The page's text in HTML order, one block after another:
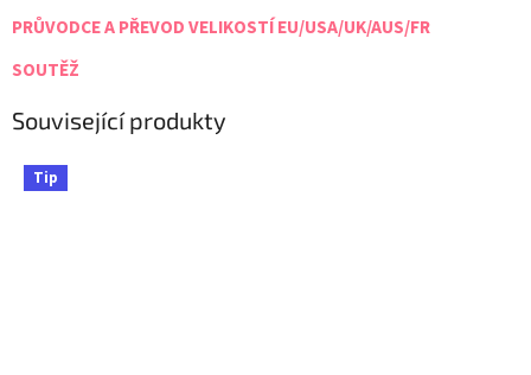
PRŮVODCE A PŘEVOD VELIKOSTÍ EU/USA/UK/AUS/FR
SOUTĚŽ
Související produkty
Tip